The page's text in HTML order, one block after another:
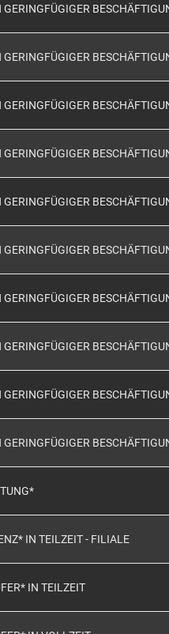
IN TEILZEIT - FILIALE
IN TEILZEIT